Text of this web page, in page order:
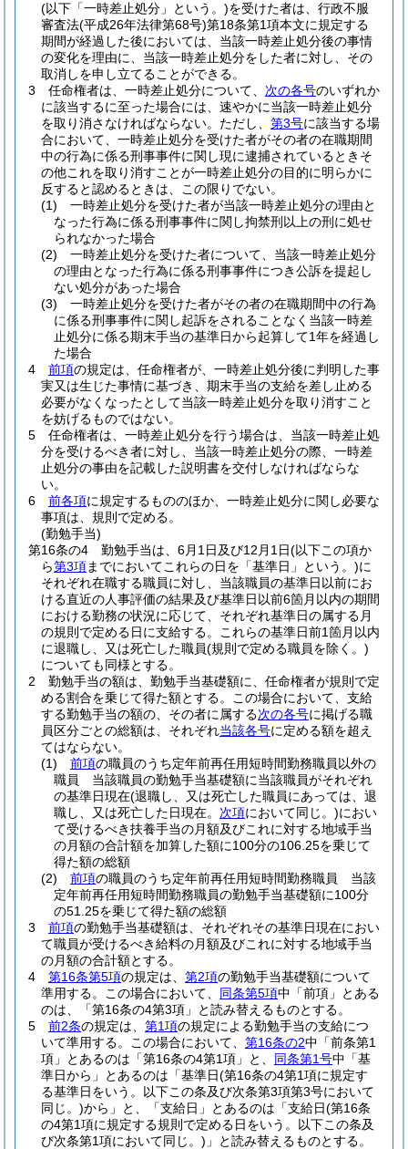
(以下「一時差止処分」という。)を受けた者は、行政不服
審査法(平成26年法律第68号)第18条第1項本文に規定する
期間が経過した後においては、当該一時差止処分後の事情
の変化を理由に、当該一時差止処分をした者に対し、その
取消しを申し立てることができる。
3
任命権者は、一時差止処分について、 次の各号のいずれか
に該当するに至った場合には、速やかに当該一時差止処分
を取り消さなければならない。 ただし、 第3号に該当する場
合において、一時差止処分を受けた者がその者の在職期間
中の行為に係る刑事事件に関し現に逮捕されているときそ
の他これを取り消すことが一時差止処分の目的に明らかに
反すると認めるときは、この限りでない。
(1)
一時差止処分を受けた者が当該一時差止処分の理由と
なった行為に係る刑事事件に関し拘禁刑以上の刑に処せ
られなかった場合
(2)
一時差止処分を受けた者について、当該一時差止処分
の理由となった行為に係る刑事事件につき公訴を提起し
ない処分があった場合
(3)
一時差止処分を受けた者がその者の在職期間中の行為
に係る刑事事件に関し起訴をされることなく当該一時差
止処分に係る期末手当の基準日から起算して1年を経過し
た場合
4
前項の規定は、任命権者が、一時差止処分後に判明した事
実又は生じた事情に基づき、期末手当の支給を差し止める
必要がなくなったとして当該一時差止処分を取り消すこと
を妨げるものではない。
5
任命権者は、一時差止処分を行う場合は、当該一時差止処
分を受けるべき者に対し、当該一時差止処分の際、一時差
止処分の事由を記載した説明書を交付しなければならな
い。
6
前各項に規定するもののほか、一時差止処分に関し必要な
事項は、規則で定める。
(勤勉手当)
第16条の4
勤勉手当は、6月1日及び12月1日(以下この項か
ら第3項までにおいてこれらの日を「基準日」という。)に
それぞれ在職する職員に対し、当該職員の基準日以前にお
ける直近の人事評価の結果及び基準日以前6箇月以内の期間
における勤務の状況に応じて、それぞれ基準日の属する月
の規則で定める日に支給する。
これらの基準日前1箇月以内
に退職し、又は死亡した職員(規則で定める職員を除く。)
についても同様とする。
2
勤勉手当の額は、勤勉手当基礎額に、任命権者が規則で定
める割合を乗じて得た額とする。
この場合において、支給
する勤勉手当の額の、その者に属する次の各号に掲げる職
員区分ごとの総額は、それぞれ当該各号に定める額を超え
てはならない。
(1)
前項の職員のうち定年前再任用短時間勤務職員以外の
職員 当該職員の勤勉手当基礎額に当該職員がそれぞれ
の基準日現在(退職し、又は死亡した職員にあっては、退
職し、又は死亡した日現在。 次項において同じ。)におい
て受けるべき扶養手当の月額及びこれに対する地域手当
の月額の合計額を加算した額に100分の106.25を乗じて
得た額の総額
(2)
前項の職員のうち定年前再任用短時間勤務職員 当該
定年前再任用短時間勤務職員の勤勉手当基礎額に100分
の51.25を乗じて得た額の総額
3
前項の勤勉手当基礎額は、それぞれその基準日現在におい
て職員が受けるべき給料の月額及びこれに対する地域手当
の月額の合計額とする。
4
第16条第5項の規定は、 第2項の勤勉手当基礎額について
準用する。
この場合において、 同条第5項中「前項」とある
のは、「第16条の4第3項」と読み替えるものとする。
5
前2条の規定は、 第1項の規定による勤勉手当の支給につ
いて準用する。
この場合において、 第16条の2中「前条第1
項」とあるのは「第16条の4第1項」と、 同条第1号中「基
準日から」とあるのは「基準日(第16条の4第1項に規定す
る基準日をいう。以下この条及び次条第3項第3号において
同じ。)から」と、「支給日」とあるのは「支給日(第16条
の4第1項に規定する規則で定める日をいう。以下この条及
び次条第1項において同じ。) 」と読み替えるものとする。